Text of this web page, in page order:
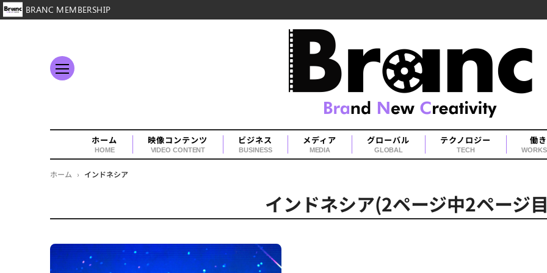
ホーム
HOME
映像コンテンツ
VIDEO CONTENT
ビジネス
BUSINESS
メディア
MEDIA
グローバル
GLOBAL
テクノロジー
TECH
働
ホーム › インドネシア
インドネシア(2ページ中2ページ
BRANC MEMBERSHIP